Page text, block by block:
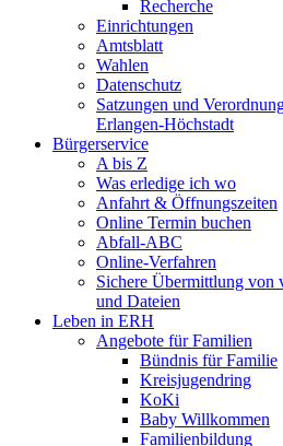
Recherche
Einrichtungen
Amtsblatt
Wahlen
Datenschutz
Satzungen und
Erlangen-Höchstadt
Bürgerservice
A bis Z
Was erledige ich wo
Anfahrt & Öffnungszeiten
Online Termin buchen
Abfall-ABC
Online-Verfahren
Sichere Übermittlung von
und Dateien
Leben in ERH
Angebote für Familien
Bündnis für Familie
Kreisjugendring
KoKi
Baby Willkommen
Familienbildung